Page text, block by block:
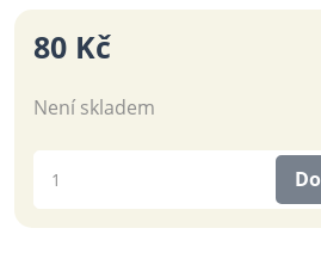
80 Kč
Není skladem